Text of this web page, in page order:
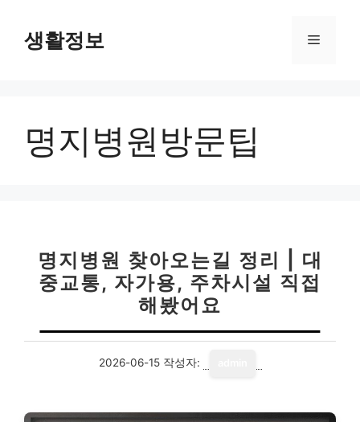
생활정보 메
명지병원방문팁
명지병원 찾아오는길 정리 | 대
중교통, 자가용, 주차시설 직접
해봤어요
2026-06-15 작성자: